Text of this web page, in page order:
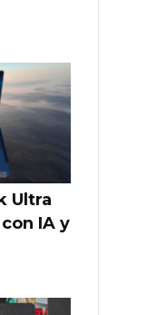
Ultra
IA y